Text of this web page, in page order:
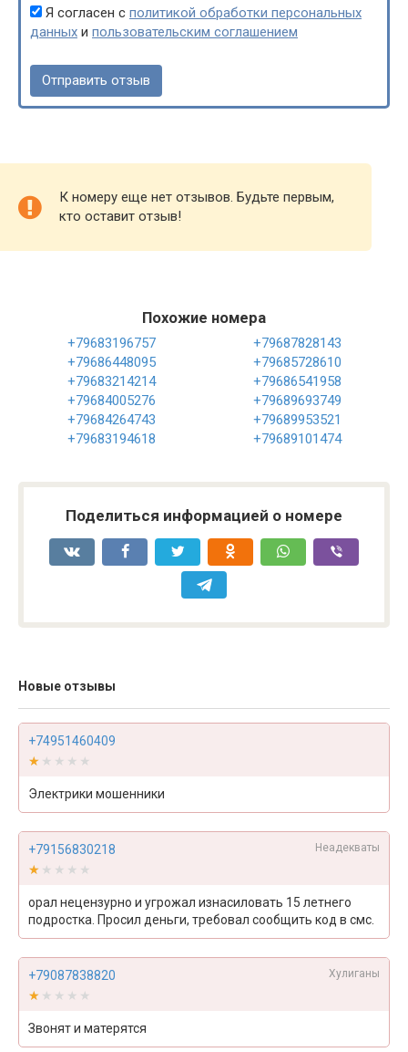
Я согласен с политикой обработки персональных
данных и пользовательским соглашением
К номеру еще нет отзывов. Будьте первым,
кто оставит отзыв!
Похожие номера
+79683196757
+79687828143
+79686448095
+79685728610
+79683214214
+79686541958
+79684005276
+79689693749
+79684264743
+79689953521
+79683194618
+79689101474
Поделиться информацией о номере
Новые отзывы
+74951460409
★★★★★
★★★★★
Электрики мошенники
+79156830218 Неадекваты
★★★★★
★★★★★
орал нецензурно и угрожал изнасиловать 15 летнего
подростка. Просил деньги, требовал сообщить код в смс.
+79087838820 Хулиганы
★★★★★
★★★★★
Звонят и матерятся